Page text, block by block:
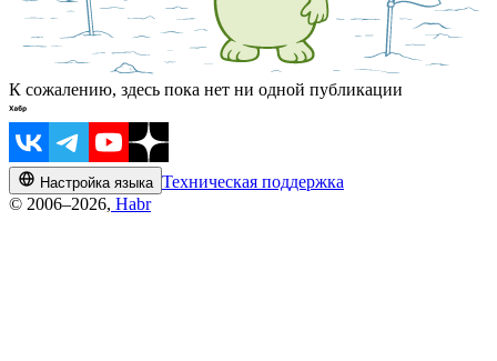
К сожалению, здесь пока нет ни одной публикации
Настройка языка Техническая поддержка
© 2006–2026, Habr